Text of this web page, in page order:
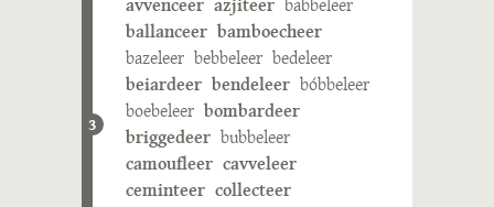
3
ballanceer bamboecheer
bazeleer bebbeleer bedeleer
beiardeer bendeleer bóbbeleer
boebeleer bombardeer
briggedeer bubbeleer
camoufleer cavveleer
ceminteer collecteer